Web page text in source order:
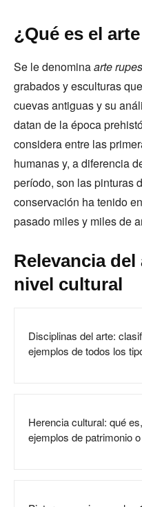
¿Qué es el
Se le denominaarte
grabados y esculturas
cuevas antiguas y su
datan de la época
considera entre las
humanas y, a diferencia
período, son las pinturas
conservación ha tenido
pasado miles y miles de
Relevancia
nivel cultural
Disciplinas del arte:
ejemplos de todos los
Herencia cultural: qué
ejemplos de patrimonio